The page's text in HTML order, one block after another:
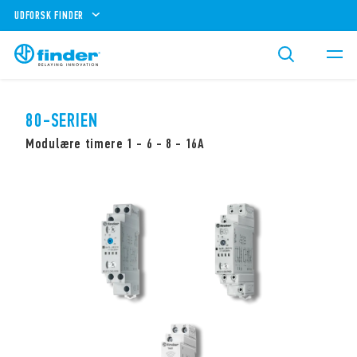
UDFORSK FINDER
80-SERIEN
Modulære timere 1 - 6 - 8 - 16A